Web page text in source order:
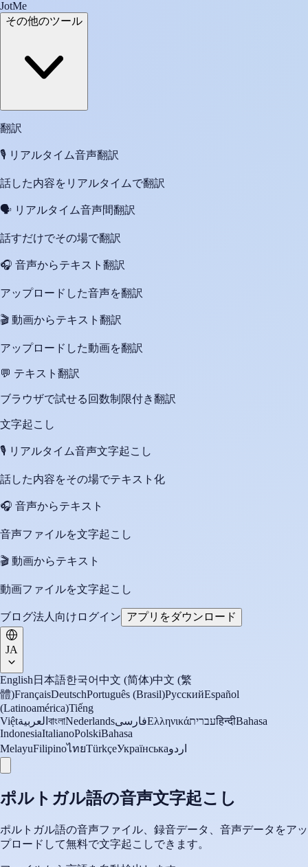
JotMe
その他のツール
翻訳
🎙️ リアルタイム音声翻訳
話した内容をリアルタイムで翻訳
🗣️ リアルタイム音声間翻訳
話すだけでその場で翻訳
🎧 音声からテキスト翻訳
アップロードした音声を翻訳
🎬 動画からテキスト翻訳
アップロードした動画を翻訳
💬 テキスト翻訳
ブラウザで試せる回数制限付き翻訳
文字起こし
🎙️ リアルタイム音声文字起こし
話した内容をその場でテキスト化
🎧 音声からテキスト
音声ファイルを文字起こし
🎬 動画からテキスト
動画ファイルを文字起こし
ブログ法人向け ログイン アプリをダウンロード
JA
English 日本語한국어 中文 (简体)中文 (繁
體)FrançaisDeutschPortuguês (Brasil)РусскийEspañol
(Latinoamérica)Tiếng
Việtالعربية বাংলাNederlandsفارسیΕλληνικάעבריתहिन्दीBahasa
IndonesiaItalianoPolskiBahasa
MelayuFilipinoไทยTürkçeУкраїнськаاردو
ポルトガル語の音声文字起こし
ポルトガル語の音声ファイル、録音データ、音声データをアッ
プロードして無料で文字起こしできます。